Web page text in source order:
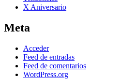
X Aniversario
Meta
Acceder
Feed de entradas
Feed de comentarios
WordPress.org